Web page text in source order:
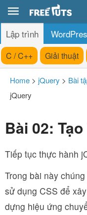
Lập trình
C / C++ Giải thuật
Home > jQuery > Bài
jQuery
Bài 02:
Tiếp tục thực hành
Trong bài này
sử dụng CSS để
dựng hiệu ứng